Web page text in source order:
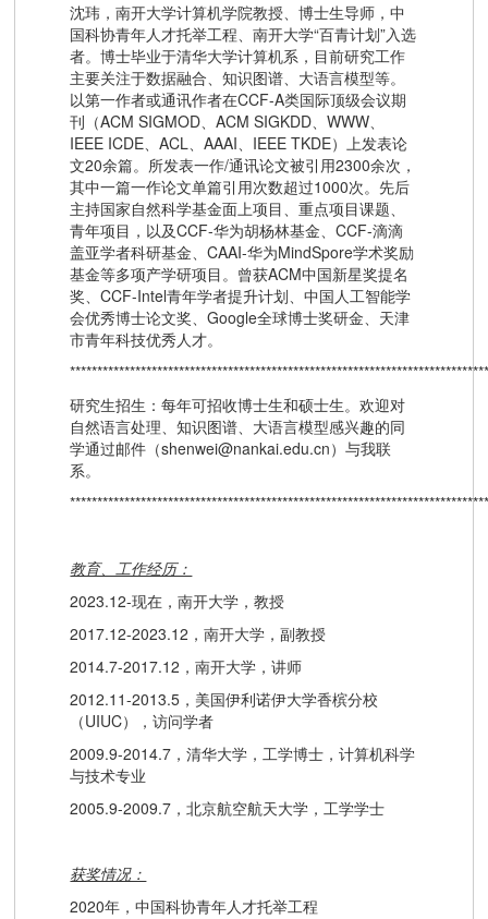
沈玮，南开大学计算机学院教授、博士生导师，中
国科协青年人才托举工程、南开大学“百青计划”入选
者。博士毕业于清华大学计算机系，目前研究工作
主要关注于数据融合、知识图谱、大语言模型等。
以第一作者或通讯作者在CCF-A类国际顶级会议期
刊（ACM SIGMOD、ACM SIGKDD、WWW、
IEEE ICDE、ACL、AAAI、IEEE TKDE）上发表论
文20余篇。所发表一作/通讯论文被引用2300余次，
其中一篇一作论文单篇引用次数超过1000次。先后
主持国家自然科学基金面上项目、重点项目课题、
青年项目，以及CCF-华为胡杨林基金、CCF-滴滴
盖亚学者科研基金、CAAI-华为MindSpore学术奖励
基金等多项产学研项目。曾获ACM中国新星奖提名
奖、CCF-Intel青年学者提升计划、中国人工智能学
会优秀博士论文奖、Google全球博士奖研金、天津
市青年科技优秀人才。
研究生招生：每年可招收博士生和硕士生。欢迎对
自然语言处理、知识图谱、大语言模型感兴趣的同
学通过邮件（shenwei@nankai.edu.cn）与我联
系。
教育、工作经历：
2023.12-现在，南开大学，教授
2017.12-2023.12，南开大学，副教授
2014.7-2017.12，南开大学，讲师
2012.11-2013.5，美国伊利诺伊大学香槟分校
（UIUC），访问学者
2009.9-2014.7，清华大学，工学博士，计算机科学
与技术专业
2005.9-2009.7，北京航空航天大学，工学学士
获奖情况：
2020年，中国科协青年人才托举工程